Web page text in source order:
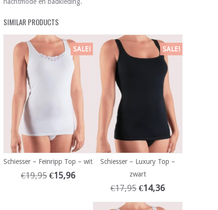
SIMILAR PRODUCTS
SALE!
Schiesser – Feinripp Top – wit
€19,95 €15,96
SALE!
Schiesser – Luxury Top –
zwart
€17,95 €14,36